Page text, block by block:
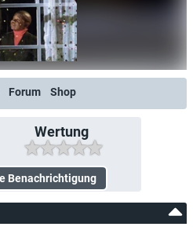
Forum Shop
Wertung